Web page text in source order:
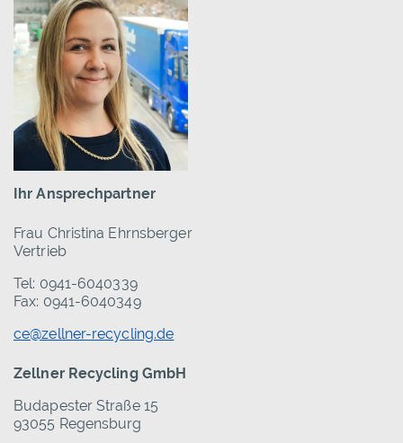
Ihr Ansprechpartner
Frau Christina Ehrnsberger
Vertrieb
Tel: 0941-6040339
Fax: 0941-6040349
ce@zellner-recycling.de
Zellner Recycling GmbH
Budapester Straße 15
93055 Regensburg